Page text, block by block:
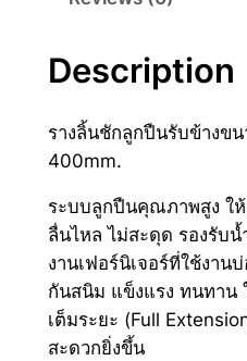
รั
บ
า
ง
q
u
a
n
t
i
Description
รางลิ้นชักลูกปืนรับข้างข
400mm.
ระบบลูกปืนคุณภาพสูง ใ
ลื่นไหล ไม่สะดุด รองรับ
งานเฟอร์นิเจอร์ที่ใช้งาน
กันสนิม แข็งแรง ทนทาน
เต็มระยะ (Full
สะดวกยิ่งขึ้น